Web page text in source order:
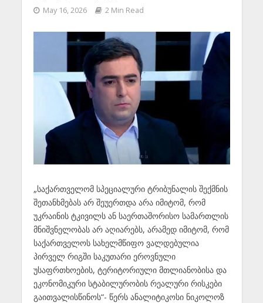
May 16, 2026 2 Min Read
„საქართველომ სპეციალური ტრიბუნალის შექმნის
შეთანხმებას არ შეუერთდა არა იმიტომ, რომ
უკრაინის ტკივილს ან საერთაშორისო სამართლის
მნიშვნელობას არ აღიარებს, არამედ იმიტომ, რომ
საქართველოს სახელმწიფო ვალდებულია
პირველ რიგში საკუთარი ეროვნული
უსაფრთხოების, ტერიტორიული მთლიანობისა და
ეკონომიკური სტაბილურობის რეალური რისკები
გაითვალისწინოს“- წერს ანალიტიკოსი ნიკოლოზ